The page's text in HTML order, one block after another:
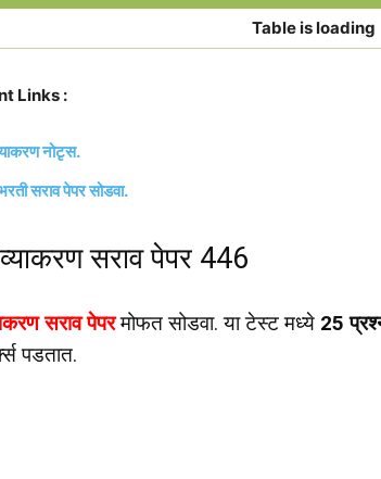
Table is loading
Links :
नोटृस.
सराव पेपर सोडवा.
व्याकरण सराव पेपर 446
सराव पेपरमोफत सोडवा. या टेस्ट मध्ये 25
पडतात.